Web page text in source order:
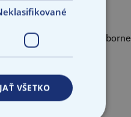
fotovoltika nie je odborne
o prežitie“
VŠETKO